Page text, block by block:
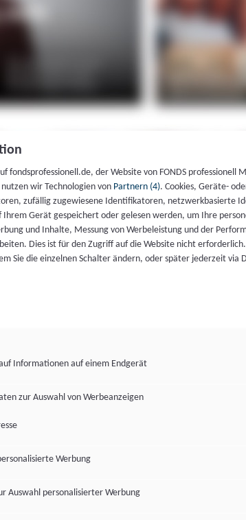
fondsprofessionell.de, der Website von FONDS professionell
wir Technologien von Partnern (4). Cookies, Geräte-
zufällig zugewiesene Identifikatoren, netzwerkbasierte
Gerät gespeichert oder gelesen werden, um Ihre
und Inhalte, Messung von Werbeleistung und der
Dies ist für den Zugriff auf die Website nicht
Sie die einzelnen Schalter ändern, oder später jederzeit via
Informationen auf einem Endgerät
zur Auswahl von Werbeanzeigen
Werbung
Auswahl personalisierter Werbung